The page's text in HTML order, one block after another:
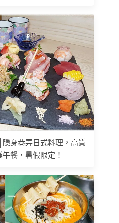
身巷弄日式料理，高質
餐，暑假限定！